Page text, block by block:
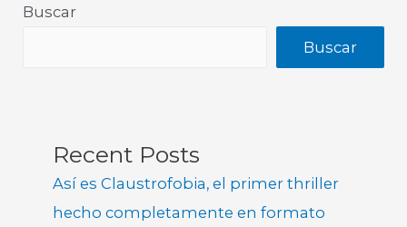
Buscar
Buscar
Recent Posts
Así es Claustrofobia, el primer thriller
hecho completamente en formato